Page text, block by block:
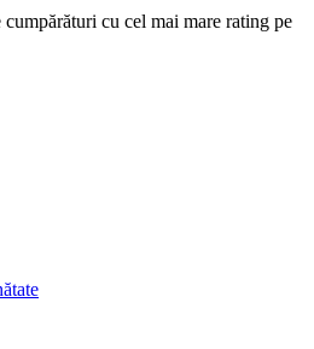
cu cel mai mare rating pe